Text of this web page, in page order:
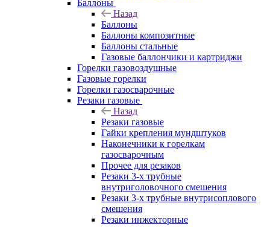
Баллоны
Назад
Баллоны
Баллоны композитные
Баллоны стальные
Газовые баллончики и картриджи
Горелки газовоздушные
Газовые горелки
Горелки газосварочные
Резаки газовые
Назад
Резаки газовые
Гайки крепления мундштуков
Наконечники к горелкам
газосварочным
Прочее для резаков
Резаки 3-х трубные
внутриголовочного смешения
Резаки 3-х трубные внутрисоплового
смешения
Резаки инжекторные